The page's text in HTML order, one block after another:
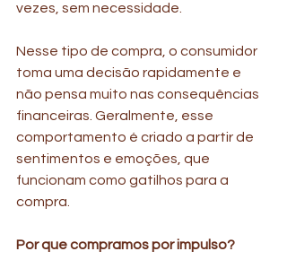
vezes, sem necessidade.
Nesse tipo de compra, o consumidor
toma uma decisão rapidamente e
não pensa muito nas consequências
financeiras. Geralmente, esse
comportamento é criado a partir de
sentimentos e emoções, que
funcionam como gatilhos para a
compra.
Por que compramos por impulso?